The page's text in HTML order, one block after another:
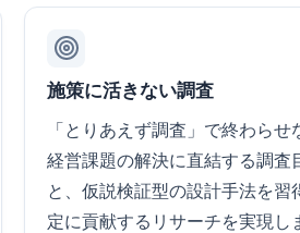
施策に活きない調査
「とりあえず調査」で終わらせ
経営課題の解決に直結する調査
と、仮説検証型の設計手法を習
定に貢献するリサーチを実現し